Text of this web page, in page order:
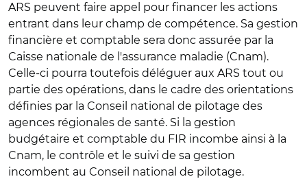
ARS peuvent faire appel pour financer les actions
entrant dans leur champ de compétence. Sa gestion
financière et comptable sera donc assurée par la
Caisse nationale de l'assurance maladie (Cnam).
Celle-ci pourra toutefois déléguer aux ARS tout ou
partie des opérations, dans le cadre des orientations
définies par la Conseil national de pilotage des
agences régionales de santé. Si la gestion
budgétaire et comptable du FIR incombe ainsi à la
Cnam, le contrôle et le suivi de sa gestion
incombent au Conseil national de pilotage.